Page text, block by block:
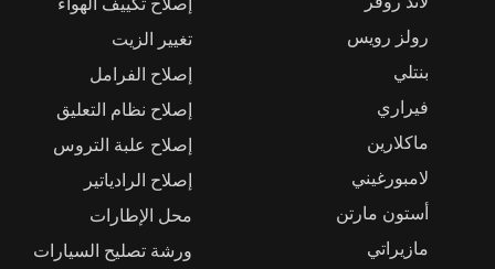
رولز رويس
بنتلي
فيراري
ماكلارين
لامبورغيني
أستون مارتن
مازيراتي
تغيير الزيت
إصلاح الفرامل
إصلاح نظام التعليق
إصلاح علبة التروس
إصلاح الرادياتير
محل الإطارات
ورشة تصليح السيارات